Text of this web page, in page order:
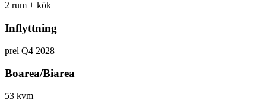
2 rum + kök
Inflyttning
prel Q4 2028
Boarea/Biarea
53 kvm